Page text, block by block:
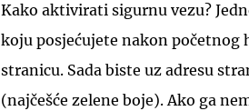
Kako aktivirati sigurnu vezu?
koju posjećujete nakon
stranicu. Sada biste uz adresu
(najčešće zelene boje). Ako ga